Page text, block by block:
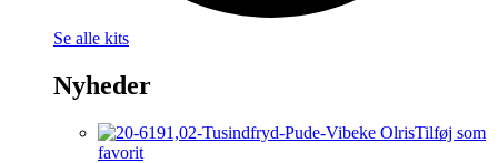
Se alle kits
Nyheder
Tilføj som
favorit